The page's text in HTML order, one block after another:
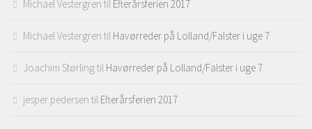
Michael Vestergren til Efterårsferien 2017
Michael Vestergren til Havørreder på Lolland/Falster i uge 7
Joachim Størlingtil Havørreder på Lolland/Falster i uge 7
jesper pedersen til Efterårsferien 2017